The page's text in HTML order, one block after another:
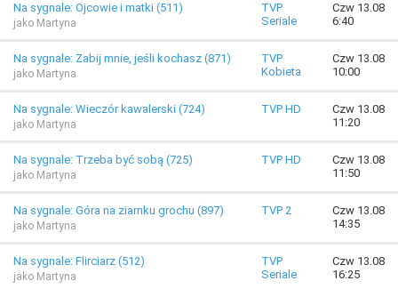
Na sygnale: Ojcowie i matki (511)
jako Martyna
TVP
Seriale
Czw 13.08
6:40
Na sygnale: Zabij mnie, jeśli kochasz (871)
jako Martyna
TVP
Kobieta
Czw 13.08
10:00
Na sygnale: Wieczór kawalerski (724)
jako Martyna
TVP HD
Czw 13.08
11:20
Na sygnale: Trzeba być sobą (725)
jako Martyna
TVP HD
Czw 13.08
11:50
Na sygnale: Góra na ziarnku grochu (897)
jako Martyna
TVP 2
Czw 13.08
14:35
Na sygnale: Flirciarz (512)
jako Martyna
TVP
Seriale
Czw 13.08
16:25